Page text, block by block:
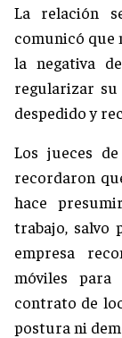
La relación
comunicó que
la negativa
regularizar su
despedido y
Los jueces
recordaron
hace
trabajo, salvo
empresa
móviles
contrato de
postura ni